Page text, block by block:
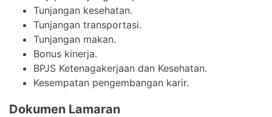
Tunjangan kesehatan.
Tunjangan transportasi.
Tunjangan makan.
Bonus kinerja.
BPJS Ketenagakerjaan dan Kesehatan.
Kesempatan pengembangan karir.
Dokumen Lamaran